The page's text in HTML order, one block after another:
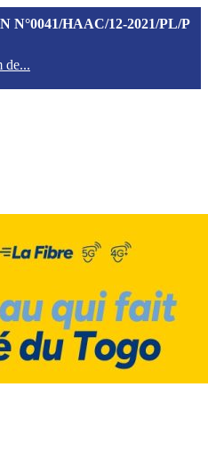
N°0041/HAAC/12-2021/PL/P
de...